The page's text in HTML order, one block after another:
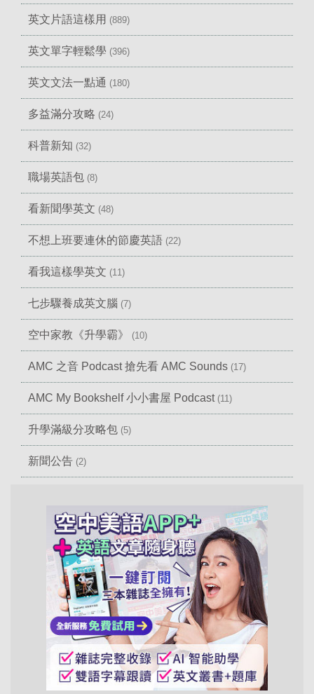
英文片語這樣用 (889)
英文單字輕鬆學 (396)
英文文法一點通 (180)
多益滿分攻略 (24)
科普新知 (32)
職場英語包 (8)
看新聞學英文 (48)
不想上班要連休的節慶英語 (22)
看我這樣學英文 (11)
七步驟養成英文腦 (7)
空中家教《升學霸》 (10)
AMC 之音 Podcast 搶先看 AMC Sounds (17)
AMC My Bookshelf 小小書屋 Podcast (11)
升學滿級分攻略包 (5)
新聞公告 (2)